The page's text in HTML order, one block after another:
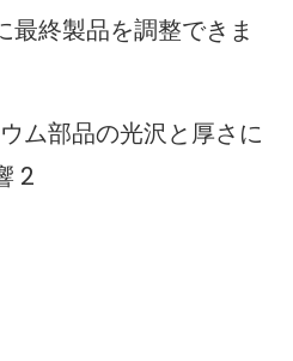
最終製品を調整できま